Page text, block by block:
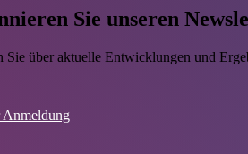
Sie unseren
Sie über aktuelle Entwicklungen und
Anmeldung